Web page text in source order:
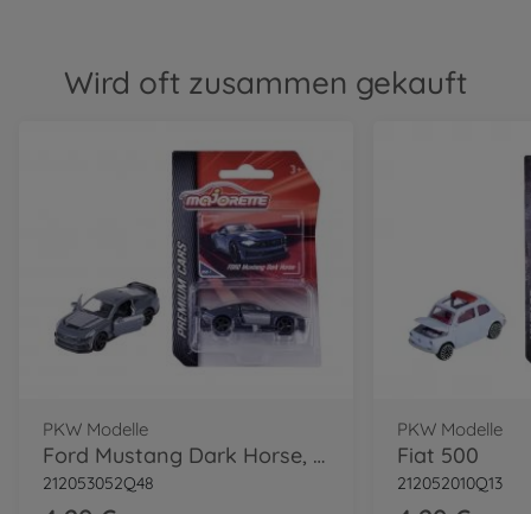
Wird oft zusammen gekauft
PKW Modelle
Ford Mustang Dark Horse, grau
212053052Q48
PKW Modelle
Fiat 500
212052010Q13